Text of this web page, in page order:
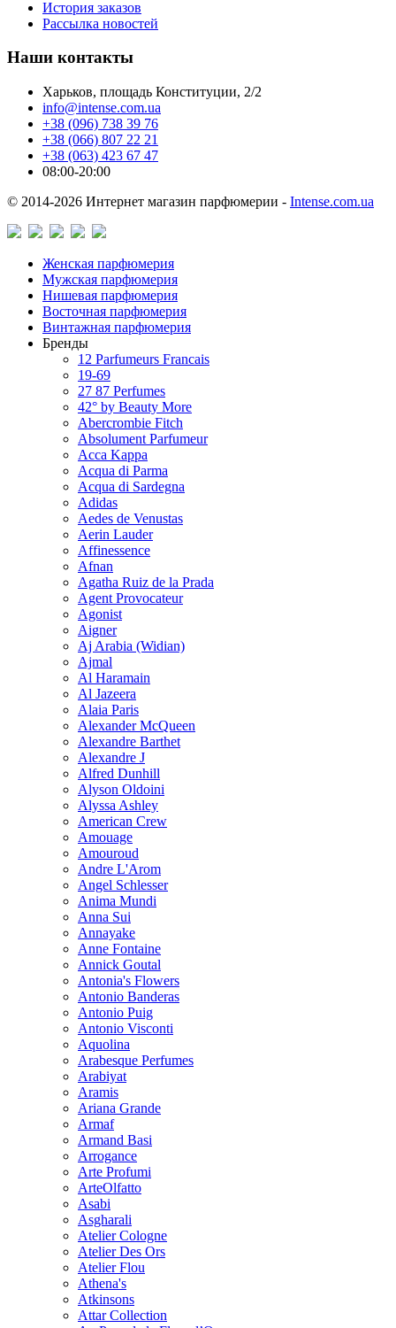
История заказов
Рассылка новостей
Наши контакты
Харьков, площадь Конституции, 2/2
info@intense.com.ua
+38 (096) 738 39 76
+38 (066) 807 22 21
+38 (063) 423 67 47
08:00-20:00
© 2014-2026 Интернет магазин парфюмерии - Intense.com.ua
Женская парфюмерия
Мужская парфюмерия
Нишевая парфюмерия
Восточная парфюмерия
Винтажная парфюмерия
Бренды
12 Parfumeurs Francais
19-69
27 87 Perfumes
42° by Beauty More
Abercrombie Fitch
Absolument Parfumeur
Acca Kappa
Acqua di Parma
Acqua di Sardegna
Adidas
Aedes de Venustas
Aerin Lauder
Affinessence
Afnan
Agatha Ruiz de la Prada
Agent Provocateur
Agonist
Aigner
Aj Arabia (Widian)
Ajmal
Al Haramain
Al Jazeera
Alaia Paris
Alexander McQueen
Alexandre Barthet
Alexandre J
Alfred Dunhill
Alyson Oldoini
Alyssa Ashley
American Crew
Amouage
Amouroud
Andre L'Arom
Angel Schlesser
Anima Mundi
Anna Sui
Annayake
Anne Fontaine
Annick Goutal
Antonia's Flowers
Antonio Banderas
Antonio Puig
Antonio Visconti
Aquolina
Arabesque Perfumes
Arabiyat
Aramis
Ariana Grande
Armaf
Armand Basi
Arrogance
Arte Profumi
ArteOlfatto
Asabi
Asgharali
Atelier Cologne
Atelier Des Ors
Atelier Flou
Athena's
Atkinsons
Attar Collection